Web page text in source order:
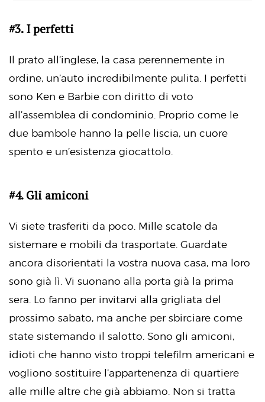
#3. I perfetti
Il prato all’inglese, la casa perennemente in
ordine, un’auto incredibilmente pulita. I perfetti
sono Ken e Barbie con diritto di voto
all’assemblea di condominio. Proprio come le
due bambole hanno la pelle liscia, un cuore
spento e un’esistenza giocattolo.
#4. Gli amiconi
Vi siete trasferiti da poco. Mille scatole da
sistemare e mobili da trasportate. Guardate
ancora disorientati la vostra nuova casa, ma loro
sono già lì. Vi suonano alla porta già la prima
sera. Lo fanno per invitarvi alla grigliata del
prossimo sabato, ma anche per sbirciare come
state sistemando il salotto. Sono gli amiconi,
idioti che hanno visto troppi telefilm americani e
vogliono sostituire l’appartenenza di quartiere
alle mille altre che già abbiamo. Non si tratta